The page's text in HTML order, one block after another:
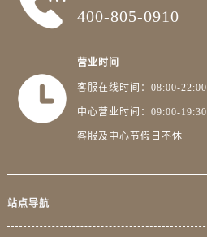
400-805-0910
营业时间
客服在线时间：08:00-22:00
中心营业时间：09:00-19:30
客服及中心节假日不休
站点导航